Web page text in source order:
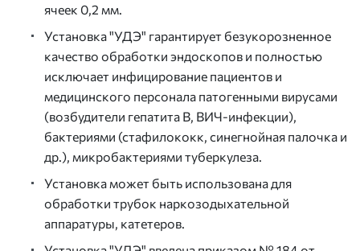
ячеек 0,2 мм.
Установка "УДЭ" гарантирует безукорозненное
качество обработки эндоскопов и полностью
исключает инфицирование пациентов и
медицинского персонала патогенными вирусами
(возбудители гепатита В, ВИЧ-инфекции),
бактериями (стафилококк, синегнойная палочка и
др.), микробактериями туберкулеза.
Установка может быть использована для
обработки трубок наркозодыхательной
аппаратуры, катетеров.